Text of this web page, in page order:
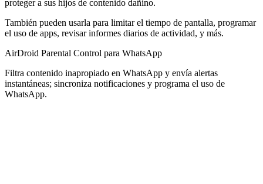
proteger a sus hijos de contenido dañino.
También pueden usarla para limitar el tiempo de pantalla, programar
el uso de apps, revisar informes diarios de actividad, y más.
AirDroid Parental Control para WhatsApp
Filtra contenido inapropiado en WhatsApp y envía alertas
instantáneas; sincroniza notificaciones y programa el uso de
WhatsApp.